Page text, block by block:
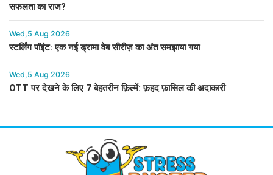
सफलता का राज?
Wed,5 Aug 2026
स्टर्लिंग पॉइंट: एक नई ड्रामा वेब सीरीज़ का अंत समझाया गया
Wed,5 Aug 2026
OTT पर देखने के लिए 7 बेहतरीन फ़िल्में: फ़हद फ़ासिल की अदाकारी